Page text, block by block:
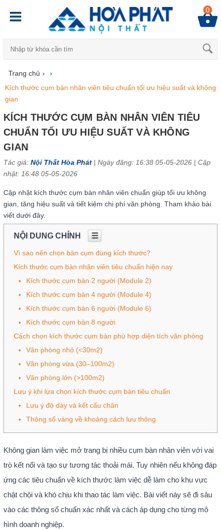
0
Trang chủ ›
›
Kích thước cụm bàn nhân viên tiêu chuẩn tối ưu hiệu suất và không
gian
KÍCH THƯỚC CỤM BÀN NHÂN VIÊN TIÊU
CHUẨN TỐI ƯU HIỆU SUẤT VÀ KHÔNG
GIAN
Tác giả: Nội Thất Hòa Phát| Ngày đăng: 16:38 05-05-2026 | Cập
nhật: 16:48 05-05-2026
Cập nhật kích thước cụm bàn nhân viên chuẩn giúp tối ưu không
gian, tăng hiệu suất và tiết kiệm chi phí văn phòng. Tham khảo bài
viết dưới đây.
NỘI DUNG CHÍNH ☰
Vì sao nên chọn bàn cụm đúng kích thước?
Kích thước cụm bàn nhân viên tiêu chuẩn hiện nay
Kích thước cụm bàn 2 người (Module 2)
Kích thước cụm bàn 4 người (Module 4)
Kích thước cụm bàn 6 người (Module 6)
Kích thước cụm bàn 8 người
Cách chọn kích thước cụm bàn phù hợp diện tích văn phòng
Văn phòng nhỏ (<30m2)
Văn phòng vừa (30–100m2)
Văn phòng lớn (>100m2)
Lưu ý khi lựa chọn kích thước cụm bàn tiêu chuẩn
Lưu ý độ dày và kết cấu chân
Thông số vàng về khoảng cách lưu thông
Không gian làm việc mở trang bị nhiều cụm bàn nhân viên với vai
trò kết nối và tạo sự tương tác thoải mái. Tuy nhiên nếu không đáp
ứng các tiêu chuẩn về kích thước làm việc dễ làm cho khu vực
chật chội và khó chịu khi thao tác làm việc. Bài viết này sẽ đi sâu
vào các thông số chuẩn xác nhất và cách áp dụng cho từng mô
hình doanh nghiệp.